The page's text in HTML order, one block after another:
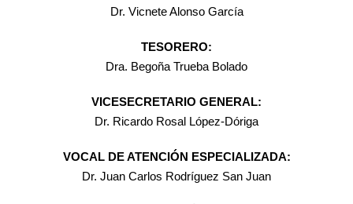
Dr. Vicnete Alonso García
TESORERO:
Dra. Begoña Trueba Bolado
VICESECRETARIO GENERAL:
Dr. Ricardo Rosal López-Dóriga
VOCAL DE ATENCIÓN ESPECIALIZADA:
Dr. Juan Carlos Rodríguez San Juan